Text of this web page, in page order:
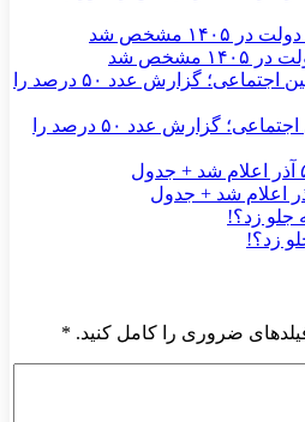
شد
ضرب‌الاجل کارگران به تامین اجتماعی؛ گزارش عدد ۵۰ درصد را
زد؟!
ضروری را کامل کنید. *